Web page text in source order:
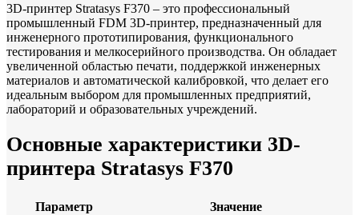
3D-принтер Stratasys F370 – это профессиональный
промышленный FDM 3D-принтер, предназначенный для
инженерного прототипирования, функционального
тестирования и мелкосерийного производства. Он обладает
увеличенной областью печати, поддержкой инженерных
материалов и автоматической калибровкой, что делает его
идеальным выбором для промышленных предприятий,
лабораторий и образовательных учреждений.
Основные характеристики 3D-
принтера Stratasys F370
Параметр
Значение